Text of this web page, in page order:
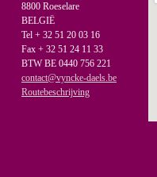
8800 Roeselare
BELGIË
Tel + 32 51 20 03 16
Fax + 32 51 24 11 33
BTW BE 0440 756 221
contact@vyncke-daels.be
Routebeschrijving